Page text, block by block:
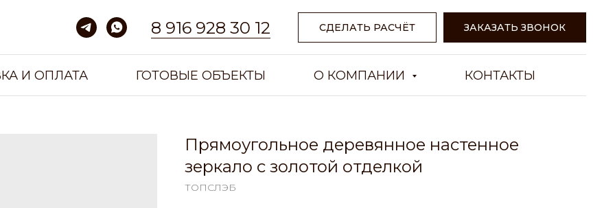
8 916 928 30 12 СДЕЛАТЬ РАСЧЁТ ЗАКАЗАТЬ ЗВОНОК
И ОПЛАТА ГОТОВЫЕ ОБЪЕКТЫ О КОМПАНИИ КОНТАКТЫ
Прямоугольное деревянное настенное
зеркало с золотой отделкой
ТОПСЛЭБ